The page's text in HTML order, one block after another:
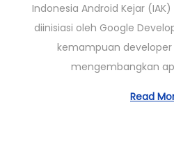
/
0
3
/
2
Indonesia Android Kejar
diinisiasi oleh Google
kemampuan
mengembangkan
Read